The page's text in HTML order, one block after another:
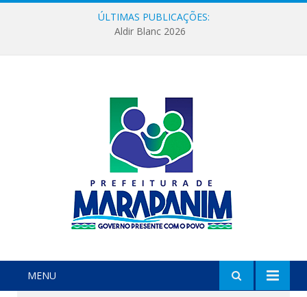
ÚLTIMAS PUBLICAÇÕES:
Aldir Blanc 2026
MENU